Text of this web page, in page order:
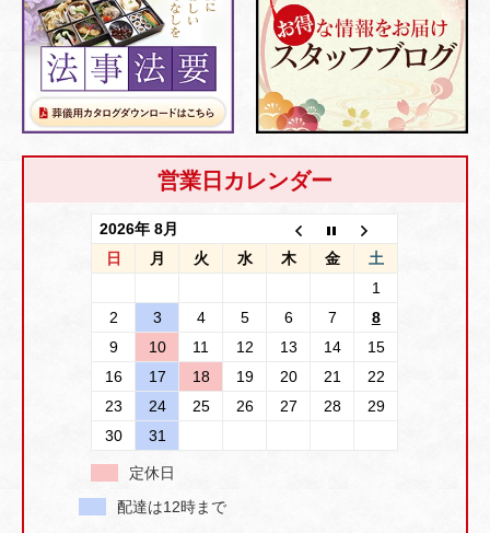
営業日カレンダー
2026年 8月
日
月 火 水 木 金
土
1
2
3 4 5 6 7
8
9
10 11 12 13 14
15
16
17 18 19 20 21
22
23
24 25 26 27 28
29
30
31
定休日
配達は12時まで